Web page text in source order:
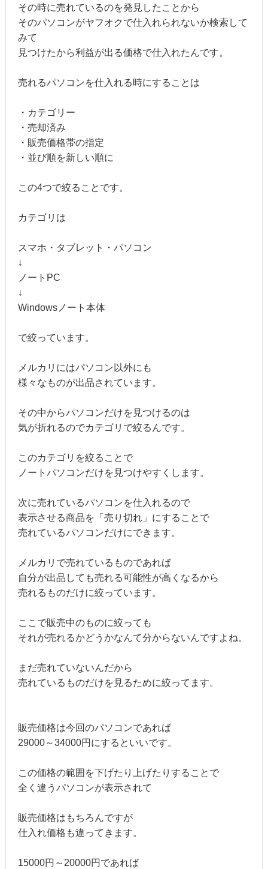
その時に売れているのを発見したことから
そのパソコンがヤフオクで仕入れられないか検索して
みて
見つけたから利益が出る価格で仕入れたんです。
売れるパソコンを仕入れる時にすることは
・カテゴリー
・売却済み
・販売価格帯の指定
・並び順を新しい順に
この4つで絞ることです。
カテゴリは
スマホ・タブレット・パソコン
↓
ノートPC
↓
Windowsノート本体
で絞っています。
メルカリにはパソコン以外にも
様々なものが出品されています。
その中からパソコンだけを見つけるのは
気が折れるのでカテゴリで絞るんです。
このカテゴリを絞ることで
ノートパソコンだけを見つけやすくします。
次に売れているパソコンを仕入れるので
表示させる商品を「売り切れ」にすることで
売れているパソコンだけにできます。
メルカリで売れているものであれば
自分が出品しても売れる可能性が高くなるから
売れるものだけに絞っています。
ここで販売中のものに絞っても
それが売れるかどうかなんて分からないんですよね。
まだ売れていないんだから
売れているものだけを見るために絞ってます。
販売価格は今回のパソコンであれば
29000～34000円にするといいです。
この価格の範囲を下げたり上げたりすることで
全く違うパソコンが表示されて
販売価格はもちろんですが
仕入れ価格も違ってきます。
15000円～20000円であれば